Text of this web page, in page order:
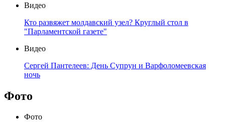
Видео
Кто развяжет молдавский узел? Круглый стол в
"Парламентской газете"
Видео
Сергей Пантелеев: День Супрун и Варфоломеевская
ночь
Фото
Фото